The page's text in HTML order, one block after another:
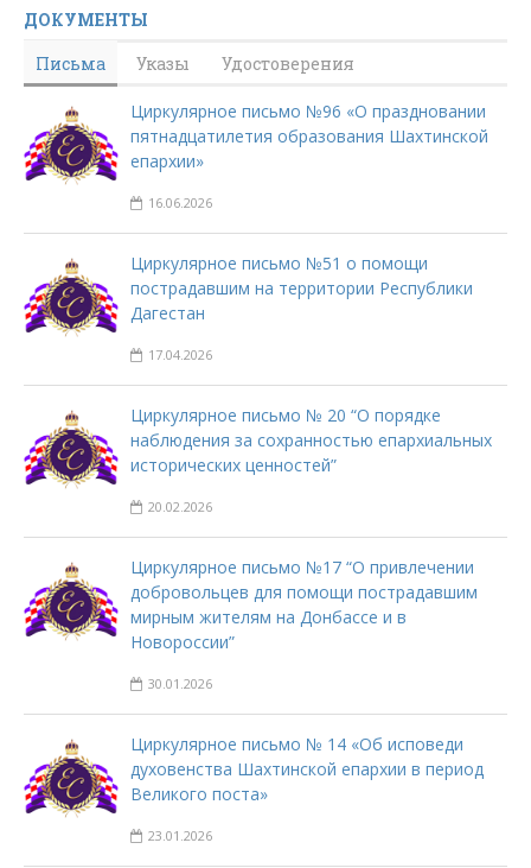
ДОКУМЕНТЫ
Письма
Указы Удостоверения
Циркулярное письмо №96 «О праздновании
пятнадцатилетия образования Шахтинской
епархии»
16.06.2026
Циркулярное письмо №51 о помощи
пострадавшим на территории Республики
Дагестан
17.04.2026
Циркулярное письмо № 20 “О порядке
наблюдения за сохранностью епархиальных
исторических ценностей”
20.02.2026
Циркулярное письмо №17 “О привлечении
добровольцев для помощи пострадавшим
мирным жителям на Донбассе и в
Новороссии”
30.01.2026
Циркулярное письмо № 14 «Об исповеди
духовенства Шахтинской епархии в период
Великого поста»
23.01.2026